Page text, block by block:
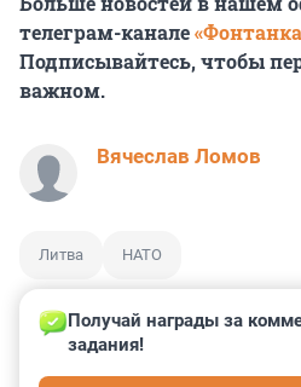
телеграм-канале
Подписывайтесь, чтобы
важном.
Вячеслав Ломов
Литва НАТО
Получай награды за
задания!